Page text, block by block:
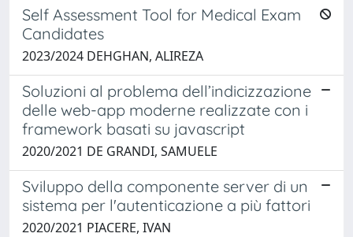
Self Assessment Tool for Medical Exam
Candidates
2023/2024 DEHGHAN, ALIREZA
Soluzioni al problema dell’indicizzazione
delle web-app moderne realizzate con i
framework basati su javascript
2020/2021 DE GRANDI, SAMUELE
Sviluppo della componente server di un
sistema per l'autenticazione a più fattori
2020/2021 PIACERE, IVAN